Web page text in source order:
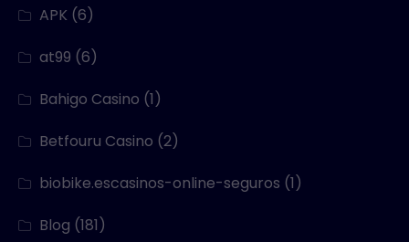
APK (6)
at99 (6)
Bahigo Casino (1)
Betfouru Casino (2)
biobike.escasinos-online-seguros (1)
Blog (181)